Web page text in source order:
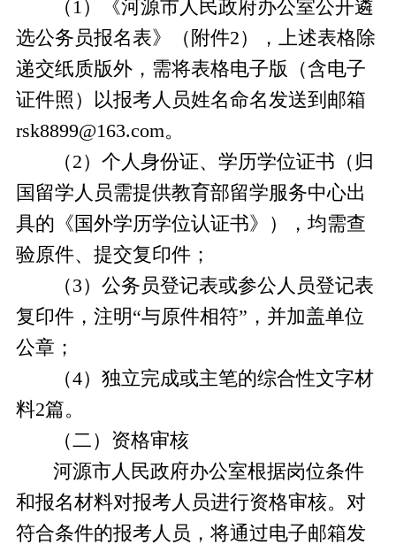
（ 1）
《河源市人民政府办公室公开遴
选公务员报名表》（附件2） ，
上述表格除
递交纸质版外，需将表格电子版（含电子
证件照）以报考人员姓名命名发送到邮箱
rsk8899@163.com。
（2） 个人身份证、学历学位证书（归
国留学人员需提供教育部留学服务中心出
具的《国外学历学位认证书》）
， 均需查
验原件、提交复印件；
（3）公务员登记表或参公人员登记表
复印件，注明“与原件相符”，并加盖单位
公章；
（4） 独立完成或主笔的综合性文字材
料2篇。
（二）资格审核
河源市人民政府办公室根据岗位条件
和报名材料对报考人员进行资格审核。对
符合条件的报考人员，将通过电子邮箱发